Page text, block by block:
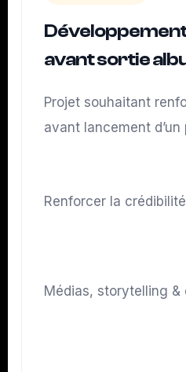
avant sortie
Projet souhaitant
avant lancement
Renforcer la
Médias, storytelling &